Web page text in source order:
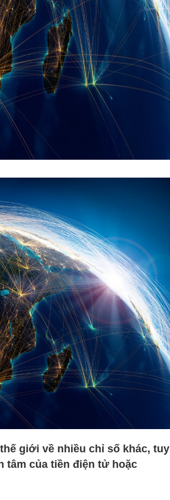
giới về nhiều chỉ số khác, tuy
tâm của tiền điện tử hoặc